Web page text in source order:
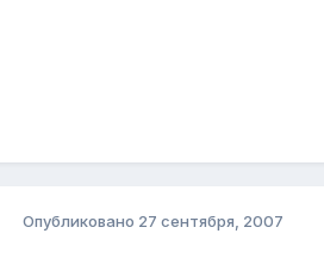
Опубликовано 27 сентября, 2007